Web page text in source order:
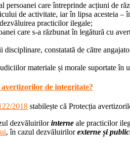
persoanei care întreprinde acțiuni de
de activitate, iar în lipsa acesteia –
practicilor ilegale;
care s-a răzbunat în legătură cu
disciplinare, constatată de către
materiale și morale suportate în
de integritate?
2018 stabilește că Protecția
dezvăluirilorinterne ale practicilor
, în cazul dezvăluirilorexterne și